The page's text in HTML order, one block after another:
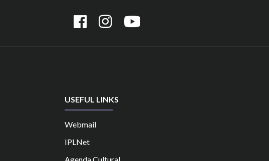
USEFUL LINKS
Webmail
IPLNet
Agenda Cultural